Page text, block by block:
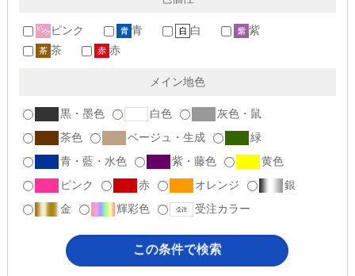
ピンク 青 白
紫
茶
赤
メイン地色
黒・墨色 白色
灰色・鼠
茶色
ベージュ・生成
緑
青・藍・水色
紫・藤色
黄色
ピンク
赤 オレンジ
銀
金
輝彩色 受注カラー